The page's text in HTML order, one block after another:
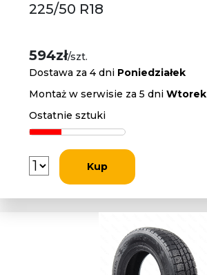
225/50 R18
594zł/szt.
Dostawa za 4 dni Poniedziałek
Montaż w serwisie za 5 dniWtorek
Ostatnie sztuki
Kup